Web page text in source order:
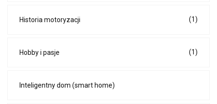
Historia motoryzacji (1)
Hobby i pasje (1)
Inteligentny dom (smart home)